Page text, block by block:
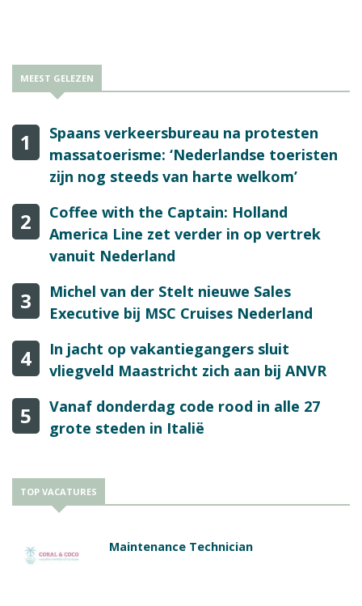
MEEST GELEZEN
1
Spaans verkeersbureau na protesten
massatoerisme: ‘Nederlandse toeristen
zijn nog steeds van harte welkom’
2
Coffee with the Captain: Holland
America Line zet verder in op vertrek
vanuit Nederland
3
Michel van der Stelt nieuwe Sales
Executive bij MSC Cruises Nederland
4
In jacht op vakantiegangers sluit
vliegveld Maastricht zich aan bij ANVR
5
Vanaf donderdag code rood in alle 27
grote steden in Italië
TOP VACATURES
Maintenance Technician